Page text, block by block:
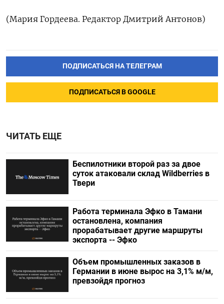
(Мария Гордеева. Редактор ‌Дмитрий Антонов)
ПОДПИСАТЬСЯ НА ТЕЛЕГРАМ
ПОДПИСАТЬСЯ В GOOGLE
ЧИТАТЬ ЕЩЕ
Беспилотники второй раз за двое
суток атаковали склад Wildberries в
Твери
Работа терминала Эфко в Тамани
остановлена, компания
прорабатывает другие маршруты
экспорта -- Эфко
Объем промышленных заказов в
Германии в июне вырос на 3,1% м/м,
превзойдя прогноз